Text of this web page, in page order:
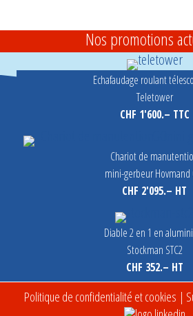
Nos promotions
Echafaudage roulant
Teletower
CHF 1'600.– TTC
Chariot de
mini-gerbeur Hovmand
CHF 2'095.– HT
Diable 2 en 1 en
Stockman STC2
CHF 352.– HT
Politique de confidentialité et cookies |